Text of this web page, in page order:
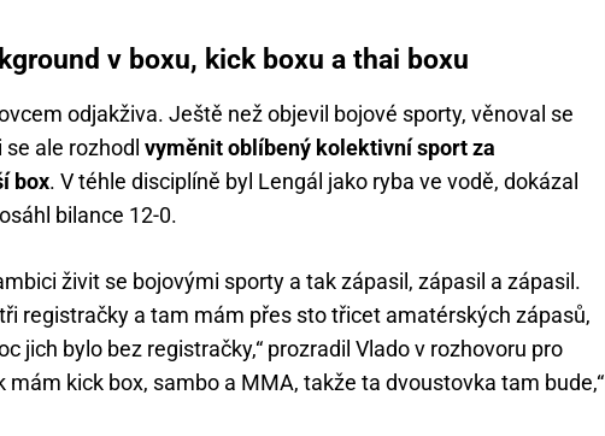
v boxu, kick boxu a thai boxu
odjakživa. Ještě než objevil bojové sporty, věnoval se
ale rozhodl vyměnit oblíbený kolektivní sport za
box. V téhle disciplíně byl Lengál jako ryba ve vodě, dokázal
bilance 12-0.
živit se bojovými sporty a tak zápasil, zápasil a zápasil.
registračky a tam mám přes sto třicet amatérských zápasů,
jich bylo bez registračky,“ prozradil Vlado v rozhovoru pro
mám kick box, sambo a MMA, takže ta dvoustovka tam bude,“